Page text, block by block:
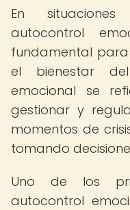
En
autocontrol
fundamental
el bienestar
emocional se
gestionar y
momentos de
tomando
Uno de los
autocontrol